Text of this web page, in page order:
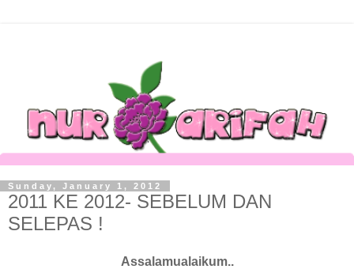
Sunday, January 1, 2012
2011 KE 2012- SEBELUM DAN
SELEPAS !
Assalamualaikum..